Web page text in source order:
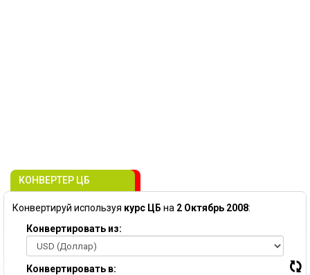
КОНВЕРТЕР ЦБ
Конвертируй используя курс ЦБ на 2 Октябрь 2008:
Конвертировать из:
Конвертировать в: